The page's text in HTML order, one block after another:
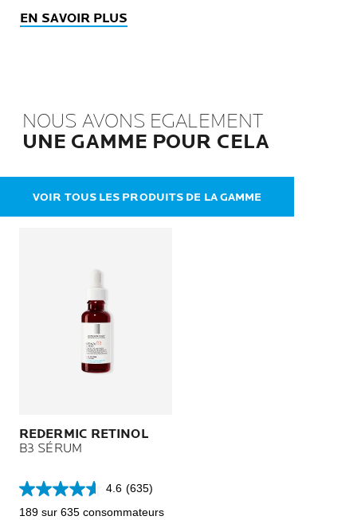
EN SAVOIR PLUS
NOUS AVONS EGALEMENT
UNE GAMME POUR CELA
VOIR TOUS LES PRODUITS DE LA GAMME
REDERMIC RETINOL
B3 SÉRUM
4.6 (635)
4.6
sur
189 sur 635 consommateurs